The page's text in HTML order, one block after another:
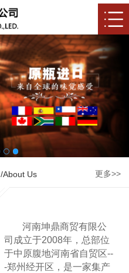
/About Us 更多>>
河南坤鼎商贸有限公
司成立于2008年，总部位
于中原腹地河南省自贸区--
-郑州经开区，是一家集产